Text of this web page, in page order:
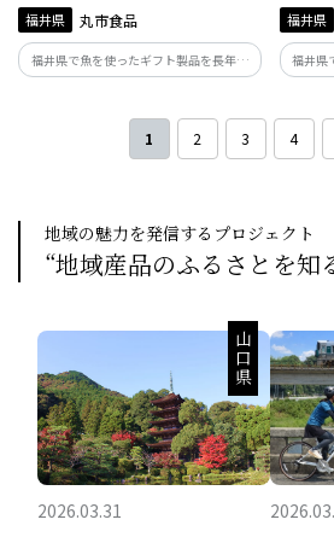
福井県 丸市食品
福井県で魚を使ったギフト製品を長年開
発、販売している美飾遊膳が手がける海
汁醤油のジュレをデザート状に仕立てた
解凍するだけで食べられる海鮮丼の具で
福井県
福井県
発、販
汁醤油
解凍す
1 2 3 4
地域の魅力を発信するプロジェクト
“地域産品のふるさとを知
2026.03.31
山口県